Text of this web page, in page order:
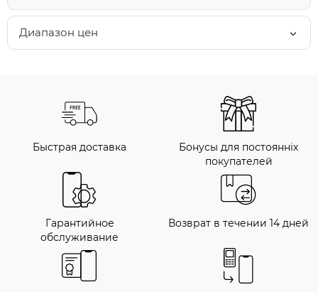
Диапазон цен
Быстрая доставка
Бонусы для постоянніх
покупателей
Гарантийное
обслуживание
Возврат в течении 14 дней